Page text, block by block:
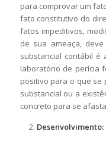
para comprovar um
fato constitutivo do
fatos impeditivos,
de sua ameaça,
substancial contábil
laboratório de perícia
positivo para o que se
substancial ou a
concreto para se
Desenvolvimento: